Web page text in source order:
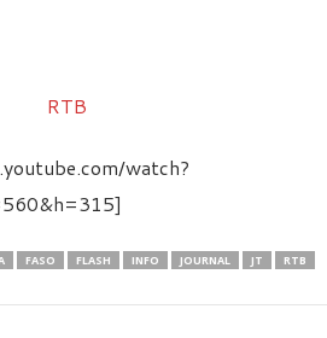
watch?
FASO FLASH INFO JOURNAL JT
RTB